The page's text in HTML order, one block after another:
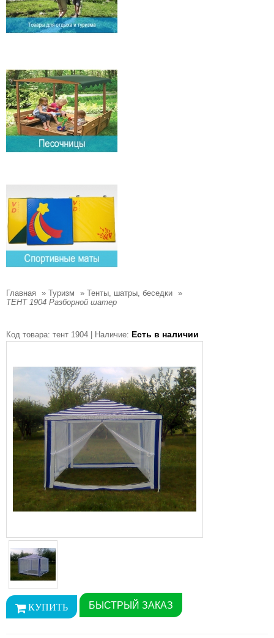
Главная » Туризм » Тенты, шатры, беседки »
ТЕНТ 1904 Разборной шатер
Код товара: тент 1904 | Наличие: Есть в наличии
БЫСТРЫЙ ЗАКАЗ